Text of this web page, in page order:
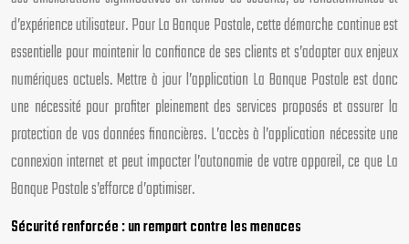
d’expérience utilisateur. Pour La Banque Postale, cette démarche continue est
essentielle pour maintenir la confiance de ses clients et s’adapter aux enjeux
numériques actuels. Mettre à jour l’application La Banque Postale est donc
une nécessité pour profiter pleinement des services proposés et assurer la
protection de vos données financières. L’accès à l’application nécessite une
connexion internet et peut impacter l’autonomie de votre appareil, ce que La
Banque Postale s’efforce d’optimiser.
Sécurité renforcée : un rempart contre les menaces